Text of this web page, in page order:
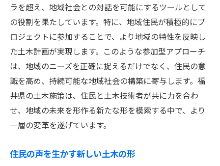
ラを超え、地域社会との対話を可能にするツールとして
の役割を果たしています。特に、地域住民が積極的にプ
ロジェクトに参加することで、より地域の特性を反映し
た土木計画が実現します。このような参加型アプローチ
は、地域のニーズを正確に捉えるだけでなく、住民の意
識を高め、持続可能な地域社会の構築に寄与します。福
井県の土木施策は、住民と土木技術者が共に力を合わ
せ、地域の未来を形作る新たな形を模索する中で、より
一層の変革を遂げています。
住民の声を生かす新しい土木の形